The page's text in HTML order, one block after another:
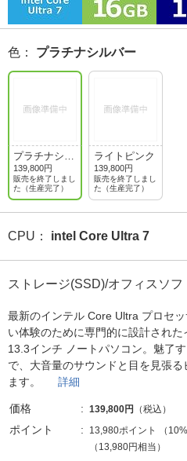
色 ： プラチナシルバー
プラチナシル
バー
139,800円
販売を終了しまし
た（生産完了）
ライトピンク
139,800円
販売を終了しまし
た（生産完了）
CPU ： intel Core Ultra 7
ストレージ(SSD)/オフィスソフ
最新のインテル Core Ultra プロセ
い体験のために専門的に設計され
13.3インチ ノートパソコン。魅了
で、大音量のサウンドと目を見張
ます。 詳細
価格 139,800円 （税込）
ポイント 13,980ポイント （ 10%
（13,980円相当）